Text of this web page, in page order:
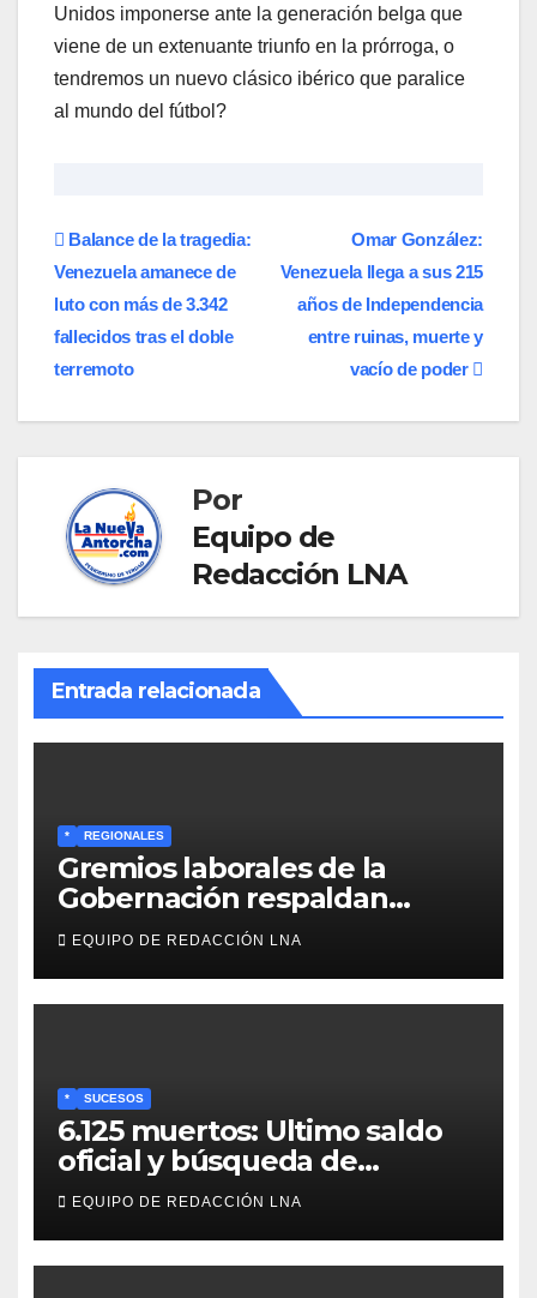
Unidos imponerse ante la generación belga que
viene de un extenuante triunfo en la prórroga, o
tendremos un nuevo clásico ibérico que paralice
al mundo del fútbol?
Navegación
de
entradas
Omar González:
Venezuela llega a sus 215
años de Independencia
entre ruinas, muerte y
vacío de poder
Balance de la tragedia:
Venezuela amanece de
luto con más de 3.342
fallecidos tras el doble
terremoto
Por
Equipo de
Redacción LNA
Entrada relacionada
* REGIONALES
Gremios laborales de la
Gobernación respaldan
propuesta de Bono
Recreativo de 100 dólares
para jubilados, pensionados y
EQUIPO DE REDACCIÓN LNA
* SUCESOS
6.125 muertos: Ultimo saldo
oficial y búsqueda de
cadáveres continúa entre los
escombros
EQUIPO DE REDACCIÓN LNA